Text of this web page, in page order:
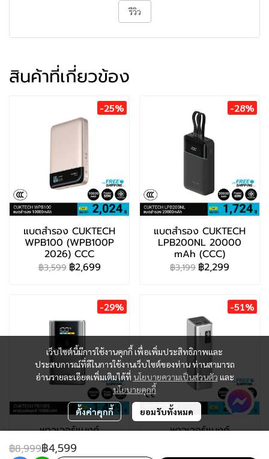
รีวิว
สินค้าที่เกี่ยวข้อง
-25%
แบตสำรอง CUKTECH
WPB100 (WPB100P
2026) CCC
฿3,599 ฿2,699
-28%
แบตสำรอง CUKTECH
LPB200NL 20000
mAh (CCC)
฿3,199 ฿2,299
-29%
พาวเวอร์แบงค์
CUKTECH PB1055
(CCC)
-51%
พาวเวอร์แบงค์
฿8,999฿4,599
เว็บไซต์นี้มีการใช้งานคุกกี้ เพื่อเพิ่มประสิทธิภาพและ
ประสบการณ์ที่ดีในการใช้งานเว็บไซต์ของท่าน ท่านสามารถ
อ่านรายละเอียดเพิ่มเติมได้ที่ นโยบายความเป็นส่วนตัว และ
นโยบายคุกกี้
ตั้งค่าคุกกี้ ยอมรับทั้งหมด